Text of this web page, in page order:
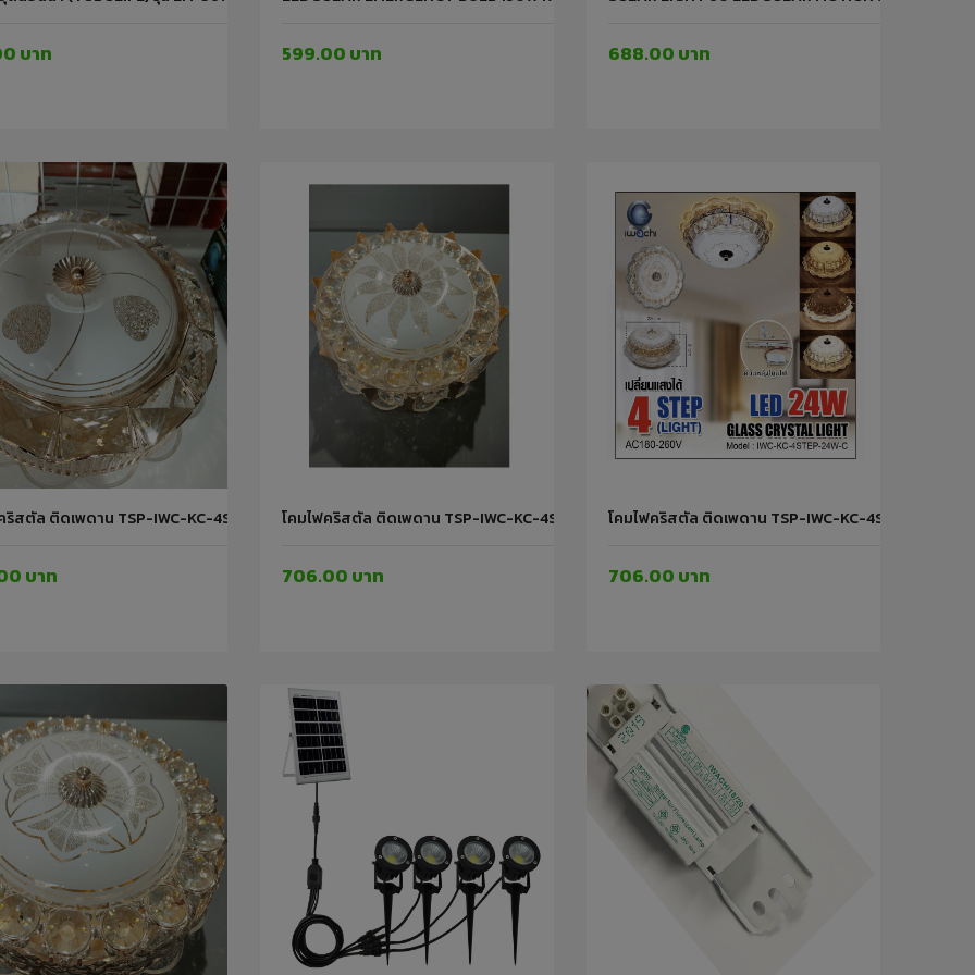
บาท 599.00 บาท 688.00 บาท
ริสตัล ติดเพดาน TSP-IWC-KC-4STEP-24W-A 24W-A IWACHI
บาท
โคมไฟคริสตัล ติดเพดาน TSP-IWC-KC-4STEP-24W-B 24W-B IWACHI
706.00 บาท
โคมไฟคริสตัล ติดเพดาน TSP-IWC-KC-4STEP-24W-C
706.00 บาท